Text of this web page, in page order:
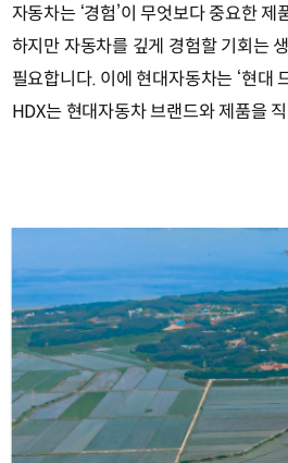
자동차는 ‘경험’이 무엇보다 중요한
하지만 자동차를 깊게 경험할 기회는
필요합니다. 이에 현대자동차는 ‘현
HDX는 현대자동차 브랜드와 제품을